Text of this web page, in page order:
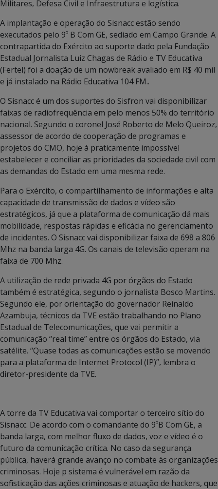
Militares, Defesa Civil e Infraestrutura e logística.
A implantação e operação do Sisnacc estão sendo
executados pelo 9º B Com GE, sediado em Campo Grande. A
contrapartida do Exército ao suporte dado pela Fundação
Estadual Jornalista Luiz Chagas de Rádio e TV Educativa
(Fertel) foi a doação de um nowbreak avaliado em R$ 40 mil
e já instalado na Rádio Educativa 104 FM..
O Sisnacc é um dos suportes do Sisfron vai disponibilizar
faixas de radiofrequência em pelo menos 50% do território
nacional. Segundo o coronel José Roberto de Melo Queiroz,
assessor de acordo de cooperação de programas e
projetos do CMO, hoje á praticamente impossível
estabelecer e conciliar as prioridades da sociedade civil com
as demandas do Estado em uma mesma rede.
Para o Exército, o compartilhamento de informações e alta
capacidade de transmissão de dados e vídeo são
estratégicos, já que a plataforma de comunicação dá mais
mobilidade, respostas rápidas e eficácia no gerenciamento
de incidentes. O Sisnacc vai disponibilizar faixa de 698 a 806
Mhz na banda larga 4G. Os canais de televisão operam na
faixa de 700 Mhz.
A utilização de rede privada 4G por órgãos do Estado
também é estratégica, segundo o jornalista Bosco Martins.
Segundo ele, por orientação do governador Reinaldo
Azambuja, técnicos da TVE estão trabalhando no Plano
Estadual de Telecomunicações, que vai permitir a
comunicação “real time” entre os órgãos do Estado, via
satélite. “Quase todas as comunicações estão se movendo
para a plataforma de Internet Protocol (IP)”, lembra o
diretor-presidente da TVE.
A torre da TV Educativa vai comportar o terceiro sítio do
Sisnacc. De acordo com o comandante do 9ºB Com GE, a
banda larga, com melhor fluxo de dados, voz e vídeo é o
futuro da comunicação crítica. No caso da segurança
pública, haverá grande avanço no combate às organizações
criminosas. Hoje p sistema é vulnerável em razão da
sofisticação das ações criminosas e atuação de hackers, que